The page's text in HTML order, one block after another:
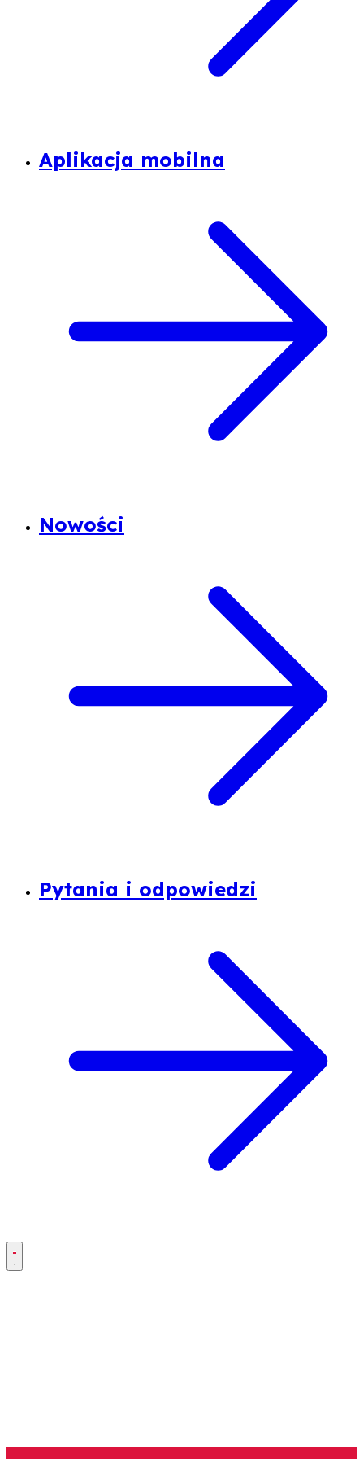
Aplikacja mobilna
Nowości
Pytania i odpowiedzi